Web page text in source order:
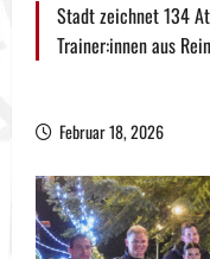
Stadt zeichnet 134
Trainer:innen aus
Februar 18, 2026